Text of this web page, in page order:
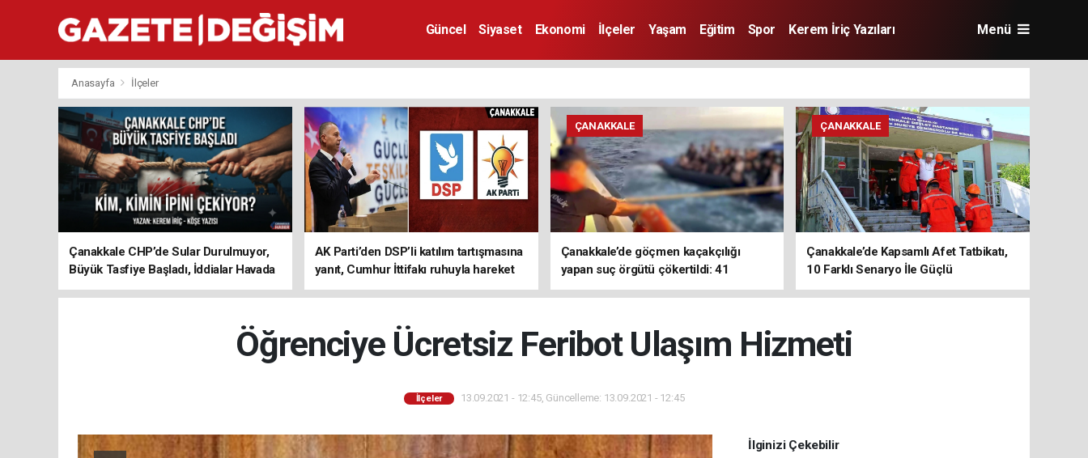
Güncel Siyaset Ekonomi İlçeler Yaşam Eğitim Spor Kerem İriç Yazıları Menü
Anasayfa İlçeler
Çanakkale CHP’de Sular Durulmuyor,
Büyük Tasfiye Başladı, İddialar Havada
Uçuşuyor
AK Parti’den DSP’li katılım tartışmasına
yanıt, Cumhur İttifakı ruhuyla hareket
ediyoruz
ÇANAKKALE
Çanakkale’de göçmen kaçakçılığı
yapan suç örgütü çökertildi: 41
tutuklama
ÇANAKKALE
Çanakkale’de Kapsamlı Afet Tatbikatı,
10 Farklı Senaryo İle Güçlü
Koordinasyon
Öğrenciye Ücretsiz Feribot Ulaşım Hizmeti
İlçeler 13.09.2021 - 12:45, Güncelleme: 13.09.2021 - 12:45
İlginizi Çekebilir